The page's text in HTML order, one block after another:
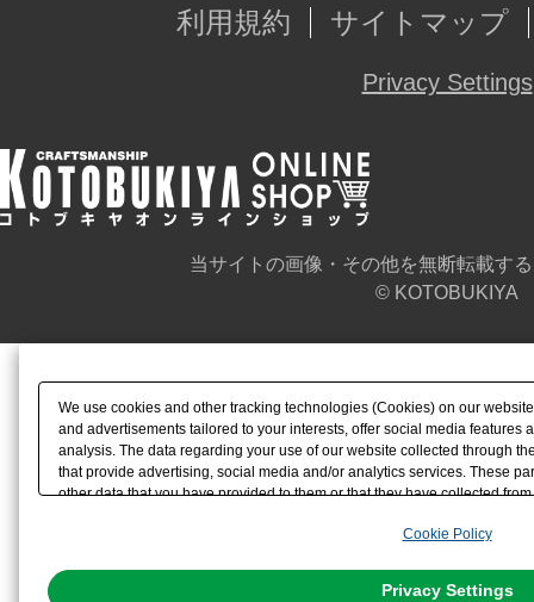
利用規約
サイトマップ
Privacy Settings
当サイトの画像・その他を無断転載す
© KOTOBUKIYA
We use cookies and other tracking technologies (Cookies) on our
and advertisements tailored to your interests, offer social media features
analysis. The data regarding your use of our website collected through
that provide advertising, social media and/or analytics services. These
other data that you have provided to them or that they have collected
the use of all Cookies except for Strictly Necessary Cookies, please
You can change your consent or rejection settings at any time via
Cookie Policy
Privacy Settings